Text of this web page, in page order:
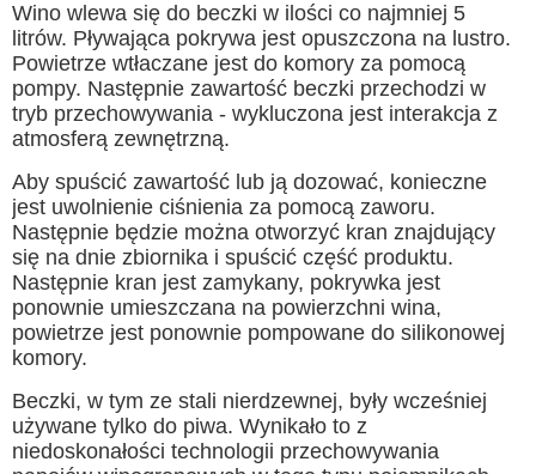
Wino wlewa się do beczki w ilości co najmniej 5
litrów. Pływająca pokrywa jest opuszczona na lustro.
Powietrze wtłaczane jest do komory za pomocą
pompy. Następnie zawartość beczki przechodzi w
tryb przechowywania - wykluczona jest interakcja z
atmosferą zewnętrzną.
Aby spuścić zawartość lub ją dozować, konieczne
jest uwolnienie ciśnienia za pomocą zaworu.
Następnie będzie można otworzyć kran znajdujący
się na dnie zbiornika i spuścić część produktu.
Następnie kran jest zamykany, pokrywka jest
ponownie umieszczana na powierzchni wina,
powietrze jest ponownie pompowane do silikonowej
komory.
Beczki, w tym ze stali nierdzewnej, były wcześniej
używane tylko do piwa. Wynikało to z
niedoskonałości technologii przechowywania